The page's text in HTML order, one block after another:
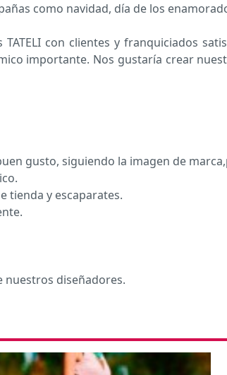
como navidad, día de los
con clientes y franquiciados
importante. Nos gustaría crear
gusto, siguiendo la imagen de
tienda y escaparates.
nuestros diseñadores.